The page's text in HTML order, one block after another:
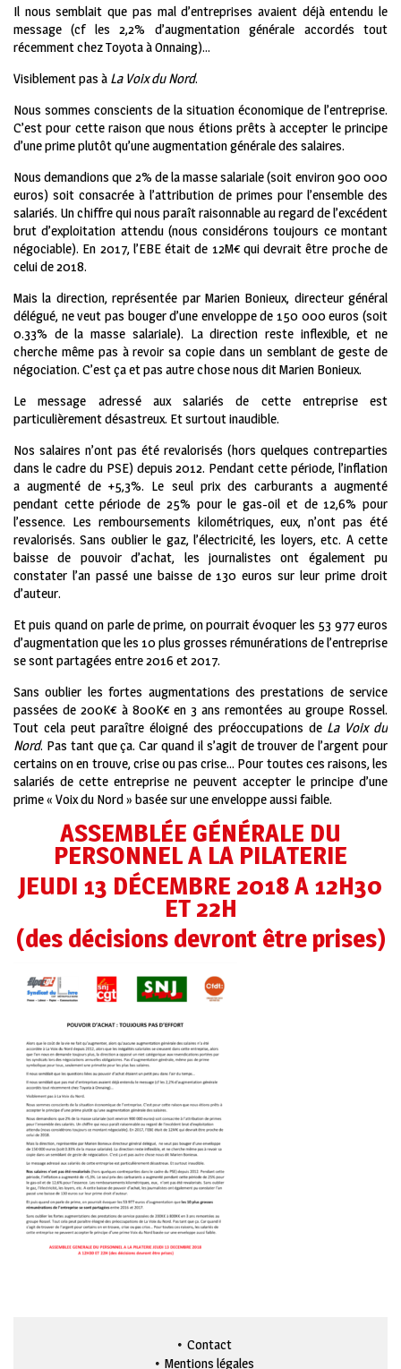
Il nous semblait que pas mal d’entreprises avaient déjà entendu le
message (cf les 2,2% d’augmentation générale accordés tout
récemment chez Toyota à Onnaing)…
Visiblement pas à La Voix du Nord.
Nous sommes conscients de la situation économique de l’entreprise.
C’est pour cette raison que nous étions prêts à accepter le principe
d’une prime plutôt qu’une augmentation générale des salaires.
Nous demandions que 2% de la masse salariale (soit environ 900 000
euros) soit consacrée à l’attribution de primes pour l’ensemble des
salariés. Un chiffre qui nous paraît raisonnable au regard de l’excédent
brut d’exploitation attendu (nous considérons toujours ce montant
négociable). En 2017, l’EBE était de 12M€ qui devrait être proche de
celui de 2018.
Mais la direction, représentée par Marien Bonieux, directeur général
délégué, ne veut pas bouger d’une enveloppe de 150 000 euros (soit
0.33% de la masse salariale). La direction reste inflexible, et ne
cherche même pas à revoir sa copie dans un semblant de geste de
négociation. C’est ça et pas autre chose nous dit Marien Bonieux.
Le message adressé aux salariés de cette entreprise est
particulièrement désastreux. Et surtout inaudible.
Nos salaires n’ont pas été revalorisés (hors quelques contreparties
dans le cadre du PSE) depuis 2012. Pendant cette période, l’inflation
a augmenté de +5,3%. Le seul prix des carburants a augmenté
pendant cette période de 25% pour le gas-oil et de 12,6% pour
l’essence. Les remboursements kilométriques, eux, n’ont pas été
revalorisés. Sans oublier le gaz, l’électricité, les loyers, etc. A cette
baisse de pouvoir d’achat, les journalistes ont également pu
constater l’an passé une baisse de 130 euros sur leur prime droit
d’auteur.
Et puis quand on parle de prime, on pourrait évoquer les 53 977 euros
d’augmentation que les 10 plus grosses rémunérations de l’entreprise
se sont partagées entre 2016 et 2017.
Sans oublier les fortes augmentations des prestations de service
passées de 200K€ à 800K€ en 3 ans remontées au groupe Rossel.
Tout cela peut paraître éloigné des préoccupations de La Voix du
Nord. Pas tant que ça. Car quand il s’agit de trouver de l’argent pour
certains on en trouve, crise ou pas crise… Pour toutes ces raisons, les
salariés de cette entreprise ne peuvent accepter le principe d’une
prime « Voix du Nord » basée sur une enveloppe aussi faible.
ASSEMBLÉE GÉNÉRALE DU
PERSONNEL A LA PILATERIE
JEUDI 13 DÉCEMBRE 2018 A 12H30
ET 22H
(des décisions devront être prises)
Contact
Mentions légales